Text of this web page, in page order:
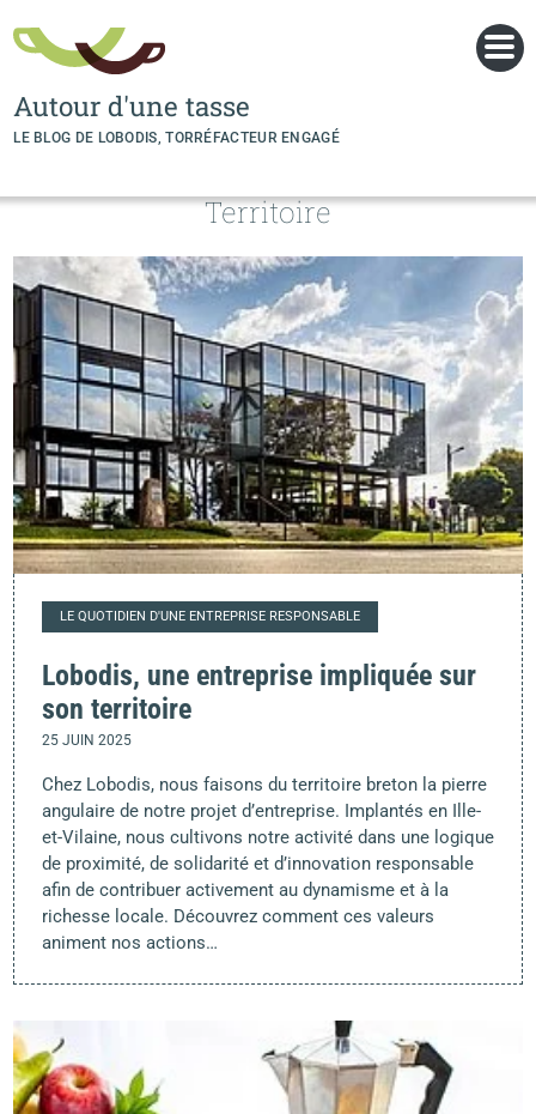
Autour d'une tasse
LE BLOG DE LOBODIS, TORRÉFACTEUR ENGAGÉ
Territoire
LE QUOTIDIEN D'UNE ENTREPRISE RESPONSABLE
Lobodis, une entreprise impliquée sur
son territoire
25 JUIN 2025
Chez Lobodis, nous faisons du territoire breton la pierre
angulaire de notre projet d’entreprise. Implantés en Ille-
et-Vilaine, nous cultivons notre activité dans une logique
de proximité, de solidarité et d’innovation responsable
afin de contribuer activement au dynamisme et à la
richesse locale. Découvrez comment ces valeurs
animent nos actions…